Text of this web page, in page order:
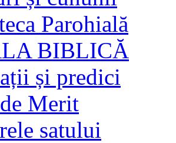
Parohială
BIBLICĂ
și predici
Merit
satului